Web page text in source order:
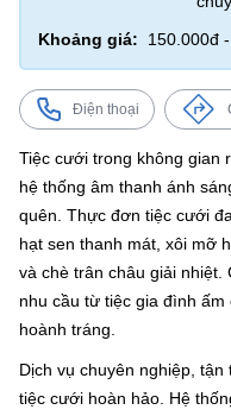
Khoảng giá:
150.000đ
Điện thoại
Tiệc cưới trong không gian
hệ thống âm thanh ánh
quên. Thực đơn tiệc cưới
hạt sen thanh mát, xôi mỡ
và chè trân châu giải nhiệt.
nhu cầu từ tiệc gia đình
hoành tráng.
Dịch vụ chuyên nghiệp,
tiệc cưới hoàn hảo. Hệ